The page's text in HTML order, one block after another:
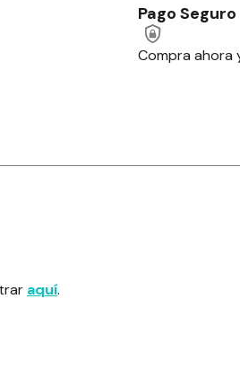
Pago Seguro
Compra ahora
aquí.